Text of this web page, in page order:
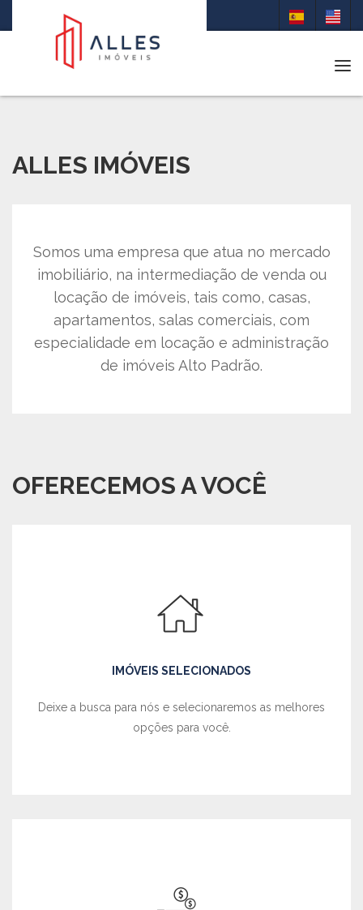
ALLES IMÓVEIS
Somos uma empresa que atua no mercado
imobiliário, na intermediação de venda ou
locação de imóveis, tais como, casas,
apartamentos, salas comerciais, com
especialidade em locação e administração
de imóveis Alto Padrão.
OFERECEMOS A VOCÊ
IMÓVEIS SELECIONADOS
Deixe a busca para nós e selecionaremos as melhores
opções para você.